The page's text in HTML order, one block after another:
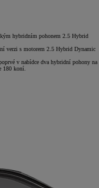
hybridním pohonem 2.5 Hybrid
verzi s motorem 2.5 Hybrid Dynamic
v nabídce dva hybridní pohony na
180 koní.